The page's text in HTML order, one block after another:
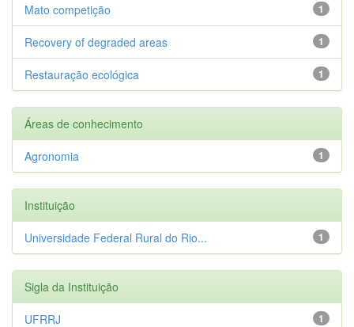
1
Mato competição
1
Recovery of degraded areas
1
Restauração ecológica
Áreas de conhecimento
1
Agronomia
Instituição
1
Universidade Federal Rural do Rio...
Sigla da Instituição
1
UFRRJ